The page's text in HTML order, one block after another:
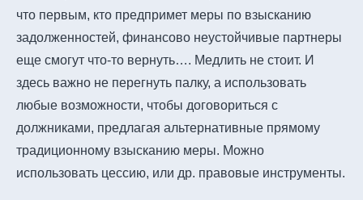
что первым, кто предпримет меры по взысканию
задолженностей, финансово неустойчивые партнеры
еще смогут что-то вернуть…. Медлить не стоит. И
здесь важно не перегнуть палку, а использовать
любые возможности, чтобы договориться с
должниками, предлагая альтернативные прямому
традиционному взысканию меры. Можно
использовать цессию, или др. правовые инструменты.